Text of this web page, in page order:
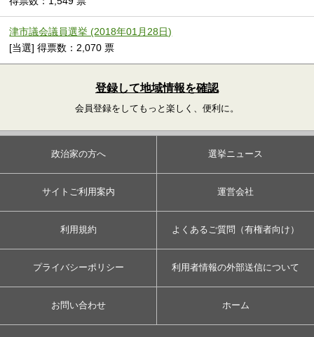
津市議会議員選挙 (2018年01月28日)
[当選] 得票数：2,070 票
登録して地域情報を確認
会員登録をしてもっと楽しく、便利に。
政治家の方へ 選挙ニュース
サイトご利用案内 運営会社
利用規約 よくあるご質問（有権者向け）
プライバシーポリシー 利用者情報の外部送信について
お問い合わせ ホーム